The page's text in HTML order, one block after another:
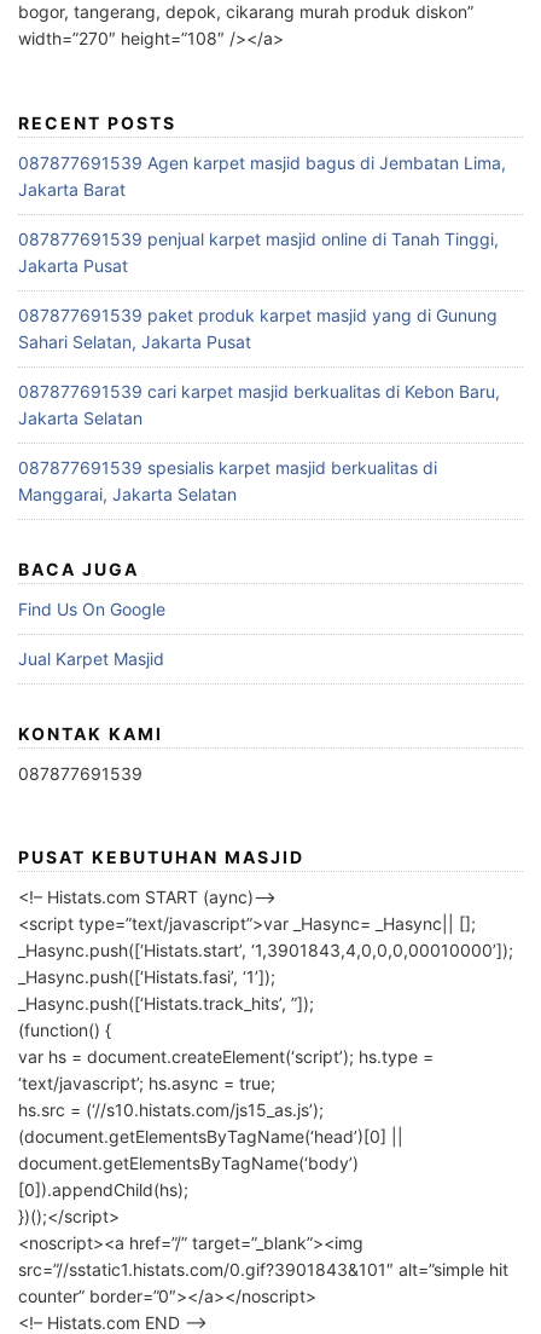
bogor, tangerang, depok, cikarang murah produk diskon”
width=”270″ height=”108″ /></a>
RECENT POSTS
087877691539 Agen karpet masjid bagus di Jembatan Lima,
Jakarta Barat
087877691539 penjual karpet masjid online di Tanah Tinggi,
Jakarta Pusat
087877691539 paket produk karpet masjid yang di Gunung
Sahari Selatan, Jakarta Pusat
087877691539 cari karpet masjid berkualitas di Kebon Baru,
Jakarta Selatan
087877691539 spesialis karpet masjid berkualitas di
Manggarai, Jakarta Selatan
BACA JUGA
Find Us On Google
Jual Karpet Masjid
KONTAK KAMI
087877691539
PUSAT KEBUTUHAN MASJID
<!– Histats.com START (aync)–>
<script type=”text/javascript”>var _Hasync= _Hasync|| [];
_Hasync.push([‘Histats.start’, ‘1,3901843,4,0,0,0,00010000’]);
_Hasync.push([‘Histats.fasi’, ‘1’]);
_Hasync.push([‘Histats.track_hits’, ”]);
(function() {
var hs = document.createElement(‘script’); hs.type =
‘text/javascript’; hs.async = true;
hs.src = (‘//s10.histats.com/js15_as.js’);
(document.getElementsByTagName(‘head’)[0] ||
document.getElementsByTagName(‘body’)
[0]).appendChild(hs);
})();</script>
<noscript><a href=”/” target=”_blank”><img
src=”//sstatic1.histats.com/0.gif?3901843&101″ alt=”simple hit
counter” border=”0″></a></noscript>
<!– Histats.com END –>